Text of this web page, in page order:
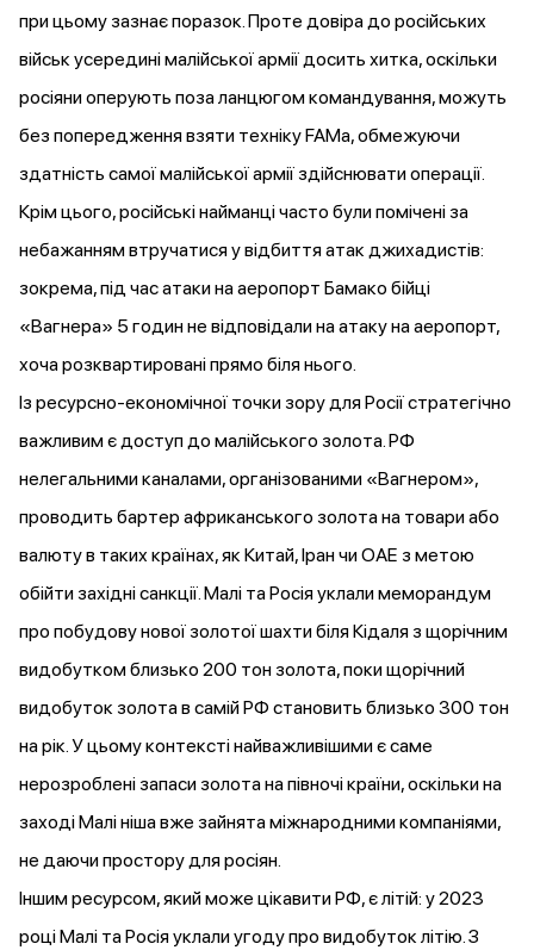
при цьому зазнає поразок. Проте довіра до російських
військ усередині малійської армії досить хитка, оскільки
росіяниоперують поза ланцюгом командування, можуть
без попередження взяти техніку FAMa, обмежуючи
здатність самої малійської армії здійснювати операції.
Крім цього, російські найманці часто були помічені за
небажанням втручатися у відбиття атак джихадистів:
зокрема, під час атаки на аеропорт Бамако бійці
«Вагнера» 5 годинне відповідалина атаку на аеропорт,
хоча розквартировані прямо біля нього.
Із ресурсно-економічної точки зору для Росії стратегічно
важливим єдоступ до малійського золота. РФ
нелегальними каналами, організованими «Вагнером»,
проводить бартер африканського золота на товари або
валюту в таких країнах, як Китай, Іран чи ОАЕ з метою
обійти західні санкції. Малі та Росія уклали меморандум
про побудову нової золотої шахти біля Кідаля з щорічним
видобутком близько 200 тон золота, поки щорічний
видобуток золота в самій РФ становить близько 300 тон
на рік. У цьому контексті найважливішими є саме
нерозроблені запаси золота на півночі країни, оскільки на
заході Малі ніша вже зайнята міжнародними компаніями,
не даючи простору для росіян.
Іншим ресурсом, який може цікавити РФ,є літій: у 2023
році Малі та Росія уклали угоду про видобуток літію. З